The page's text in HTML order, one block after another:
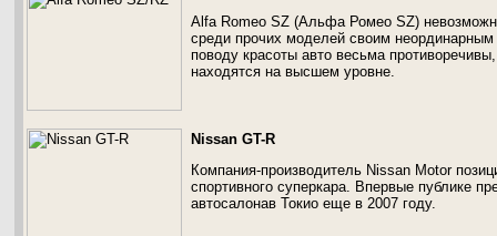
Alfa Romeo SZ (Альфа Ромео SZ)
среди прочих моделей своим
поводу красоты авто весьма
находятся на высшем уровне.
Nissan GT-R
Компания-производитель Nissan Motor
спортивного суперкара. Впервые публике
автосалонав Токио еще в 2007 году.